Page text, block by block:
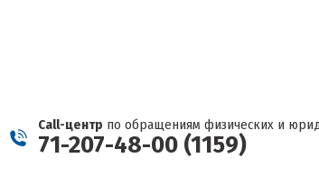
Call-центр по обращениям физических и
71-207-48-00 (1159)